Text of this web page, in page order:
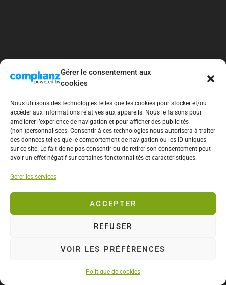
Gérer le consentement aux
cookies
Nous utilisons des technologies telles que les cookies pour stocker et/ou
accéder aux informations relatives aux appareils. Nous le faisons pour
améliorer l’expérience de navigation et pour afficher des publicités
(non-)personnalisées. Consentir à ces technologies nous autorisera à traiter
des données telles que le comportement de navigation ou les ID uniques
sur ce site. Le fait de ne pas consentir ou de retirer son consentement peut
avoir un effet négatif sur certaines fonctonnalités et caractéristiques.
Gérer les services
ACCEPTER
REFUSER
VOIR LES PRÉFÉRENCES
Politique de cookies
BLOGUEUR LYONNAIS
[Re]trouvailles My
Presqu’île –
Découvrez la 4e
edition du 3 au 13
Octobre 2019
Previous article Next article